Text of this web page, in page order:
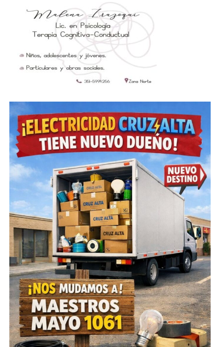
Saladillo 2, Santa María de Punilla 2, Villa Giardino 2,
General Fotheringham 2, Arroyo Cabral 2, Pasco 2,
Colonia Caroya 2, San Marcos Sierras 2, San Antonio
de Arredondo2, Morrison 2, Marull 2, San Marcos
Sud 2, Colonia Italiana 2, Justiniano Posse 2, Villa
Parque Siquiman 2, Sampacho 2, Alicia 1, Los Cocos 1,
Los Cóndores 1, Villa San Isidro 1, Ana Zumarán 1,
1, Río Ceballos 1, Monte Cristo 1, La Para 1, Nono 1,
Wenceslao Escalante 1, Cruz del Eje 1, Las Higueras 1,
Colonia Bismark 1, San Esteban 1, Pozo del Molle 1,
Villa Animí 1, Las Chacras 1, La Bolsa 1, Embalse 1,
Santa Rosa de Calamuchita 1, Villa Cora Brochero 1 y
Falda del Carmen 1.
Además hay 4 infectados de las ciudades de Villa
Mercedes en San Luis, Rafaela en provincia de Santa
Fe, Mendoza y La Matanza que fueron detectados en
Cerro Azul, Río Cuarto, Córdoba Capital y Jesús María
y 12 en tránsito (4 de Buenos Aires, 3 de Brasil, 2 de
Bolivia, una de ellas de Santa Cruz de las Sierras, 1 de
Jujuy, 1 de Santa Fe y 1 de Paraguay).